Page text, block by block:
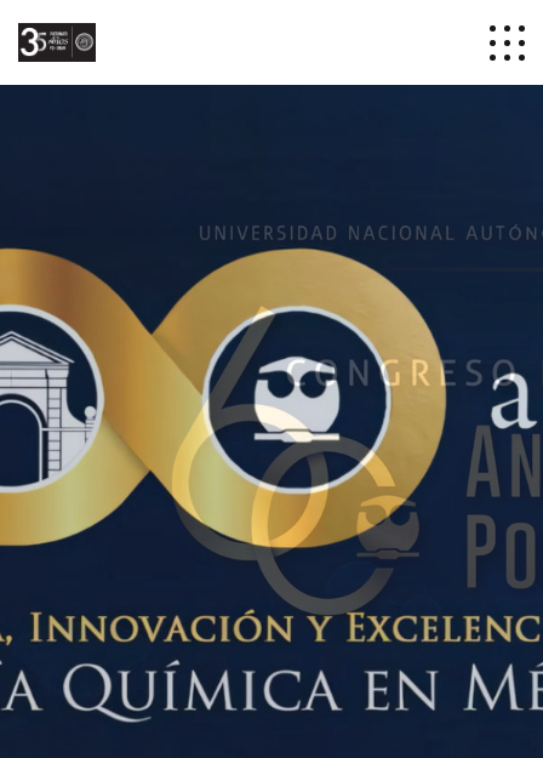
de Química
de la UNAM
Somos una comunidad de exalumnos y
aliados comprometidos con el
fortalecimiento de nuestra alma mater.
A través de tus donativos, impulsamos
proyectos académicos, de
investigación y de infraestructura para
mantener la excelencia de la Facultad
de Química de la UNAM.
Ver más